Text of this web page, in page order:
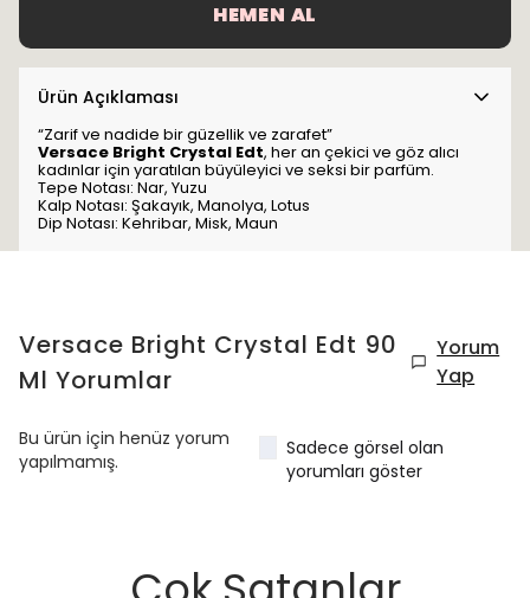
HEMEN AL
Ürün Açıklaması
“Zarif ve nadide bir güzellik ve zarafet”
Versace Bright Crystal Edt, her an çekici ve göz alıcı
kadınlar için yaratılan büyüleyici ve seksi bir parfüm.
Tepe Notası: Nar, Yuzu
Kalp Notası: Şakayık, Manolya, Lotus
Dip Notası: Kehribar, Misk, Maun
Versace Bright Crystal Edt 90
Ml Yorumlar
Yorum
Yap
Bu ürün için henüz yorum
yapılmamış.
Sadece görsel olan
yorumları göster